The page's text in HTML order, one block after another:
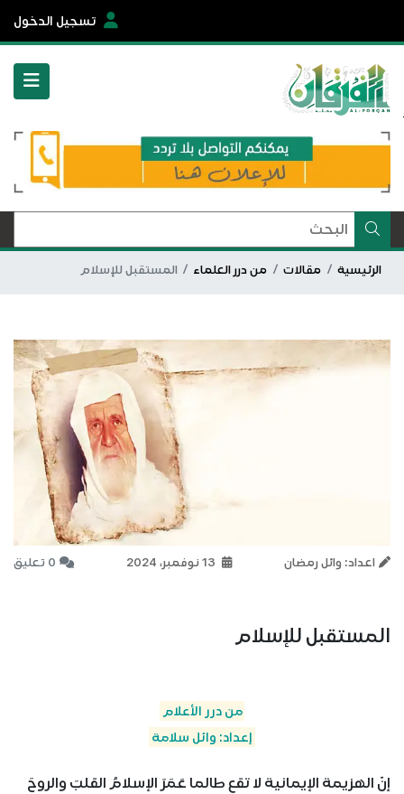
تسجيل الدخول
الرئيسية مقالات من درر العلماء المستقبل للإسلام
اعداد: وائل رمضان 0 تعليق
المستقبل للإسلام
من درر الأعلام
إعداد: وائل سلامة
إنّ الهزيمة الإيمانية لا تقع طالما عَمَرَ الإسلامُ القلبَ والروحَ